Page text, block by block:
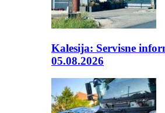
Kalesija: Servisne
05.08.2026